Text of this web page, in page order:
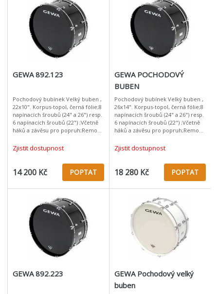
GEWA 892.123
Pochodový bubínek Velký buben ,
22x10". Korpus-topol, černá fólie;8
napínacích šroubů (24" a 26") resp.
6 napínacích šroubů (22") ;Včetně
háků a závěsu pro popruh;Remo
blána;Dusítko;Hmotnost:
Zjistit dostupnost
14 200 Kč POPTAT
GEWA POCHODOVÝ
BUBEN
Pochodový bubínek Velký buben ,
26x14". Korpus-topol, černá fólie;8
napínacích šroubů (24" a 26") resp.
6 napínacích šroubů (22") ;Včetně
háků a závěsu pro popruh;Remo
blána;Dusítko;Hmotnost:
Zjistit dostupnost
18 280 Kč POPTAT
GEWA 892.223
GEWA Pochodový velký
buben